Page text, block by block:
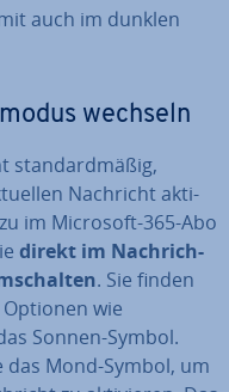
auch im dunklen
wechseln
stan­dard­mä­ßig,
Nachricht ak­ti­
im Microsoft-365-Abo
direkt im Nach­rich­
. Sie finden
wie
Sonnen-Symbol.
das Mond-Symbol, um